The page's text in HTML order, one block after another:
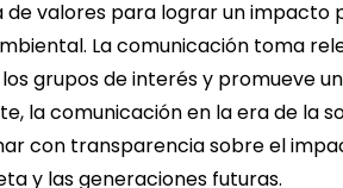
valores para lograr un impacto
La comunicación toma
grupos de interés y promueve
la comunicación en la era de la
con transparencia sobre el
y las generaciones futuras.